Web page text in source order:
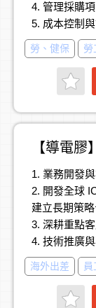
【上班時間】
• 日班｜週一
4. 管理採購
5. 成本控制
6. 具跨國採
7. 材料開發
勞、健保 勞
1. 業務開發
2. 開發全球
建立長期策
3. 深耕重點
4. 技術推廣
5. 負責 IC 測
即切入導入
6. 與客戶工
海外出差 員